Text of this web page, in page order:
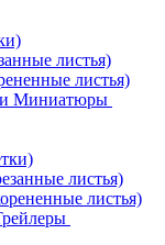
листья)
листья)
Миниатюры
листья)
листья)